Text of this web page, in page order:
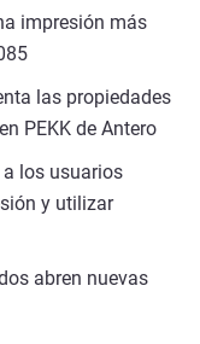
impresión más
las propiedades
PEKK de Antero
los usuarios
y utilizar
abren nuevas